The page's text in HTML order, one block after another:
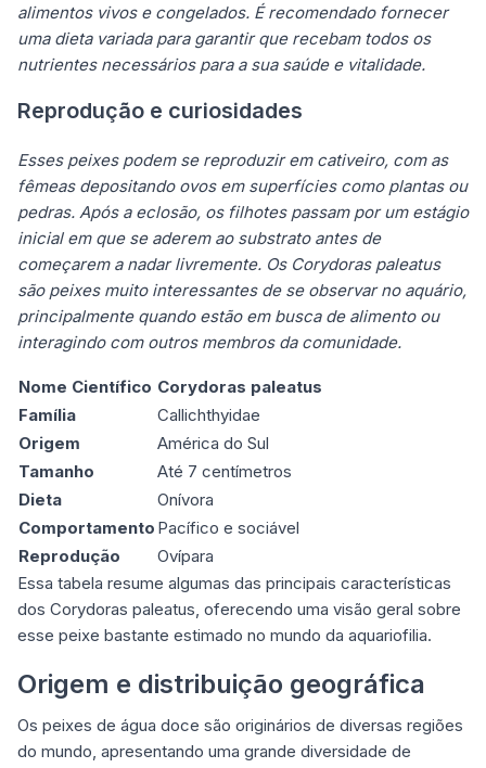
alimentos vivos e congelados. É recomendado fornecer
uma dieta variada para garantir que recebam todos os
nutrientes necessários para a sua saúde e vitalidade.
Reprodução e curiosidades
Esses peixes podem se reproduzir em cativeiro, com as
fêmeas depositando ovos em superfícies como plantas ou
pedras. Após a eclosão, os filhotes passam por um estágio
inicial em que se aderem ao substrato antes de
começarem a nadar livremente. Os Corydoras paleatus
são peixes muito interessantes de se observar no aquário,
principalmente quando estão em busca de alimento ou
interagindo com outros membros da comunidade.
Nome Científico Corydoras paleatus
Família
Callichthyidae
Origem
América do Sul
Tamanho
Até 7 centímetros
Dieta
Onívora
Comportamento Pacífico e sociável
Reprodução
Ovípara
Essa tabela resume algumas das principais características
dos Corydoras paleatus, oferecendo uma visão geral sobre
esse peixe bastante estimado no mundo da aquariofilia.
Origem e distribuição geográfica
Os peixes de água doce são originários de diversas regiões
do mundo, apresentando uma grande diversidade de